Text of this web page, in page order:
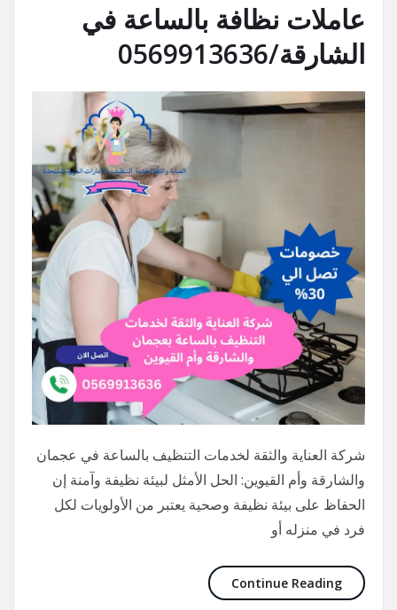
عاملات نظافة بالساعة في
الشارقة/0569913636
شركة العناية والثقة لخدمات التنظيف بالساعة في عجمان
والشارقة وأم القيوين: الحل الأمثل لبيئة نظيفة وآمنة إن
الحفاظ على بيئة نظيفة وصحية يعتبر من الأولويات لكل
فرد في منزله أو
Continue Reading